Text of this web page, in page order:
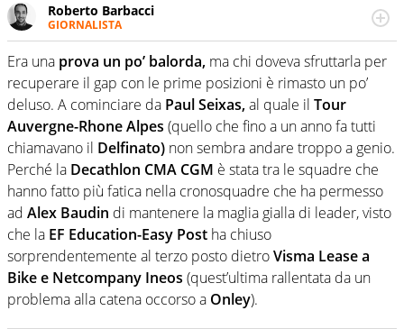
Roberto Barbacci
GIORNALISTA
Giornalista (pubblicista) sportivo a tutto campo, è il
tuttologo di Virgilio Sport. Provate a chiedergli di boxe, di
scherma, di volley o di curling: ve ne farà innamorare
Era una prova un po’ balorda, ma chi doveva sfruttarla per
recuperare il gap con le prime posizioni è rimasto un po’
deluso. A cominciare da Paul Seixas,al quale il Tour
Auvergne-Rhone Alpes (quello che fino a un anno fa tutti
chiamavano il Delfinato) non sembra andare troppo a genio.
Perché la Decathlon CMA CGM è stata tra le squadre che
hanno fatto più fatica nella cronosquadre che ha permesso
ad Alex Baudin di mantenere la maglia gialla di leader, visto
che la EF Education-Easy Post ha chiuso
sorprendentemente al terzo posto dietroVisma Lease a
Bike e Netcompany Ineos (quest’ultima rallentata da un
problema alla catena occorso a Onley).